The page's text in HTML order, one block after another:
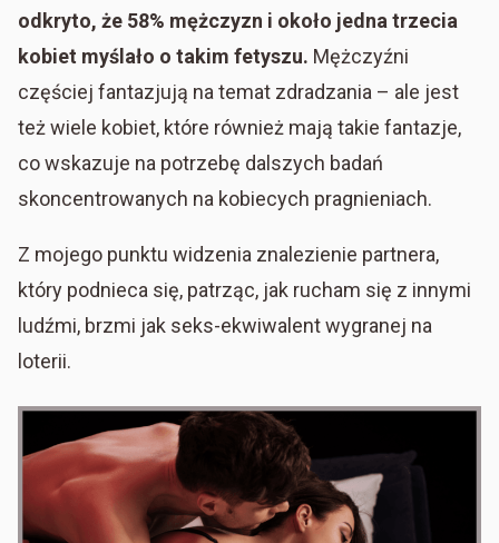
odkryto, że 58% mężczyzn i około jedna trzecia
kobiet myślało o takim fetyszu. Mężczyźni
częściej fantazjują na temat zdradzania – ale jest
też wiele kobiet, które również mają takie fantazje,
co wskazuje na potrzebę dalszych badań
skoncentrowanych na kobiecych pragnieniach.
Z mojego punktu widzenia znalezienie partnera,
który podnieca się, patrząc, jak rucham się z innymi
ludźmi, brzmi jak seks-ekwiwalent wygranej na
loterii.